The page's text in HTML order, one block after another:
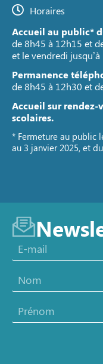
Horaires
Accueil au public*
de 8h45 à 12h15 et
et le vendredi
Permanence
de 8h45 à 12h30 et
Accueil sur rendez-
scolaires.
* Fermeture au public
au 3 janvier 2025, et